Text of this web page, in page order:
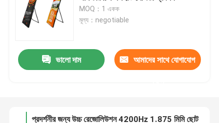
বাড়ি
আমাদের সম্পর্কে
MOQ：1 একক
মূল্য：negotiable
ভালো দাম আমাদের সাথে যোগাযোগ প্রদর্শনীর জন্য উচ্চ রেজোলিউশন 4200Hz 1.875 মিমি ছোট পিক্সেল পিচ নেতৃত্বাধীন স্ক্রিন